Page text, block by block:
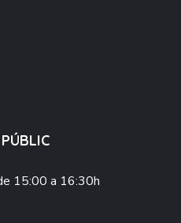
15:00 a 16:30h